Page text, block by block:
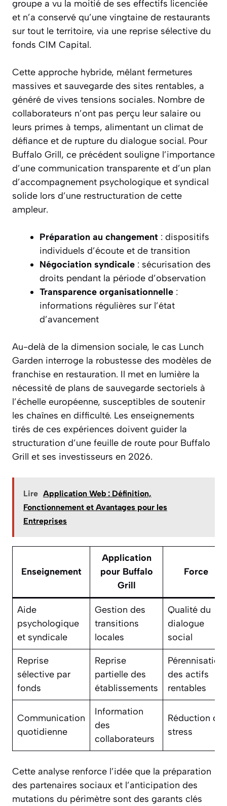
groupe a vu la moitié de ses effectifs licenciée
et n’a conservé qu’une vingtaine de restaurants
sur tout le territoire, via une reprise sélective du
fonds CIM Capital.
Cette approche hybride, mêlant fermetures
massives et sauvegarde des sites rentables, a
généré de vives tensions sociales. Nombre de
collaborateurs n’ont pas perçu leur salaire ou
leurs primes à temps, alimentant un climat de
défiance et de rupture du dialogue social. Pour
Buffalo Grill, ce précédent souligne l’importance
d’une communication transparente et d’un plan
d’accompagnement psychologique et syndical
solide lors d’une restructuration de cette
ampleur.
Préparation au changement : dispositifs
individuels d’écoute et de transition
Négociation syndicale : sécurisation des
droits pendant la période d’observation
Transparence organisationnelle :
informations régulières sur l’état
d’avancement
Au-delà de la dimension sociale, le cas Lunch
Garden interroge la robustesse des modèles de
franchise en restauration. Il met en lumière la
nécessité de plans de sauvegarde sectoriels à
l’échelle européenne, susceptibles de soutenir
les chaînes en difficulté. Les enseignements
tirés de ces expériences doivent guider la
structuration d’une feuille de route pour Buffalo
Grill et ses investisseurs en 2026.
Lire Application Web : Définition,
Fonctionnement et Avantages pour les
Entreprises
Enseignement
Application
pour Buffalo
Grill
Force
Aide
psychologique
et syndicale
Gestion des
transitions
locales
Qualité du
dialogue
social
Reprise
sélective par
fonds
Reprise
partielle des
établissements
Pérennisation
des actifs
rentables
Communication
quotidienne
Information
des
collaborateurs
Réduction du
stress
Cette analyse renforce l’idée que la préparation
des partenaires sociaux et l’anticipation des
mutations du périmètre sont des garants clés